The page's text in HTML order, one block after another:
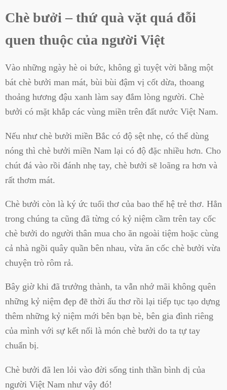
Chè bưởi – thứ quà vặt quá đỗi
quen thuộc của người Việt
Vào những ngày hè oi bức, không gì tuyệt vời bằng một
bát chè bưởi man mát, bùi bùi đậm vị cốt dừa, thoang
thoảng hương đậu xanh làm say đắm lòng người. Chè
bưởi có mặt khắp các vùng miền trên đất nước Việt Nam.
Nếu như chè bưởi miền Bắc có độ sệt nhẹ, có thể dùng
nóng thì chè bưởi miền Nam lại có độ đặc nhiều hơn. Cho
chút đá vào rồi đánh nhẹ tay, chè bưởi sẽ loãng ra hơn và
rất thơm mát.
Chè bưởi còn là ký ức tuổi thơ của bao thế hệ trẻ thơ. Hẳn
trong chúng ta cũng đã từng có kỷ niệm cầm trên tay cốc
chè bưởi do người thân mua cho ăn ngoài tiệm hoặc cùng
cả nhà ngồi quây quần bên nhau, vừa ăn cốc chè bưởi vừa
chuyện trò rôm rả.
Bây giờ khi đã trưởng thành, ta vẫn nhớ mãi không quên
những kỷ niệm đẹp đẽ thời ấu thơ rồi lại tiếp tục tạo dựng
thêm những kỷ niệm mới bên bạn bè, bên gia đình riêng
của mình với sự kết nối là món chè bưởi do ta tự tay
chuẩn bị.
Chè bưởi đã len lỏi vào đời sống tinh thần bình dị của
người Việt Nam như vậy đó!